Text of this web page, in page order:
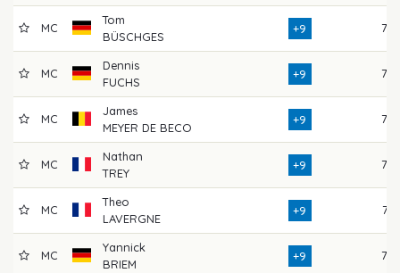
MC
Tom
BÜSCHGES
+9 77
MC
Dennis
FUCHS
+9 77
MC
James
MEYER DE BECO
+9 77
MC
Nathan
TREY
+9 75
MC
Theo
LAVERGNE
+9 74
MC
Yannick
BRIEM
+9 72